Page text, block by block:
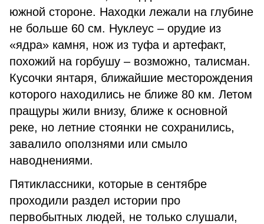
южной стороне. Находки лежали на глубине
не больше 60 см. Нуклеус – орудие из
«ядра» камня, нож из туфа и артефакт,
похожий на горбушу – возможно, та­лисман.
Кусочки янтаря, ближайшие месторождения
которого находились не ближе 80 км. Летом
пращуры жили внизу, ближе к основной
реке, но лет­ние стоянки не сохранились,
завалило оползнями или смыло
наводнениями.
Пятиклассники, которые в сентя­бре
проходили раздел истории про
первобытных людей, не только слуша­ли,